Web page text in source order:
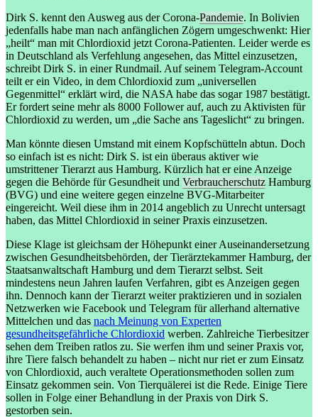
Dirk S. kennt den Ausweg aus der Corona-Pandemie. In Bolivien
jedenfalls habe man nach anfänglichen Zögern umgeschwenkt: Hier
„heilt“ man mit Chlordioxid jetzt Corona-Patienten. Leider werde es
in Deutschland als Verfehlung angesehen, das Mittel einzusetzen,
schreibt Dirk S. in einer Rundmail. Auf seinem Telegram-Account
teilt er ein Video, in dem Chlordioxid zum „universellen
Gegenmittel“ erklärt wird, die NASA habe das sogar 1987 bestätigt.
Er fordert seine mehr als 8000 Follower auf, auch zu Aktivisten für
Chlordioxid zu werden, um „die Sache ans Tageslicht“ zu bringen.
Man könnte diesen Umstand mit einem Kopfschütteln abtun. Doch
so einfach ist es nicht: Dirk S. ist ein überaus aktiver wie
umstrittener Tierarzt aus Hamburg. Kürzlich hat er eine Anzeige
gegen die Behörde für Gesundheit und Verbraucherschutz Hamburg
(BVG) und eine weitere gegen einzelne BVG-Mitarbeiter
eingereicht. Weil diese ihm in 2014 angeblich zu Unrecht untersagt
haben, das Mittel Chlordioxid in seiner Praxis einzusetzen.
Diese Klage ist gleichsam der Höhepunkt einer Auseinandersetzung
zwischen Gesundheitsbehörden, der Tierärztekammer Hamburg, der
Staatsanwaltschaft Hamburg und dem Tierarzt selbst. Seit
mindestens neun Jahren laufen Verfahren, gibt es Anzeigen gegen
ihn. Dennoch kann der Tierarzt weiter praktizieren und in sozialen
Netzwerken wie Facebook und Telegram für allerhand alternative
Mittelchen und das nach Meinung von Experten
gesundheitsgefährliche Chlordioxid werben. Zahlreiche Tierbesitzer
sehen dem Treiben ratlos zu. Sie werfen ihm und seiner Praxis vor,
ihre Tiere falsch behandelt zu haben – nicht nur riet er zum Einsatz
von Chlordioxid, auch veraltete Operationsmethoden sollen zum
Einsatz gekommen sein. Von Tierquälerei ist die Rede. Einige Tiere
sollen in Folge einer Behandlung in der Praxis von Dirk S.
gestorben sein.